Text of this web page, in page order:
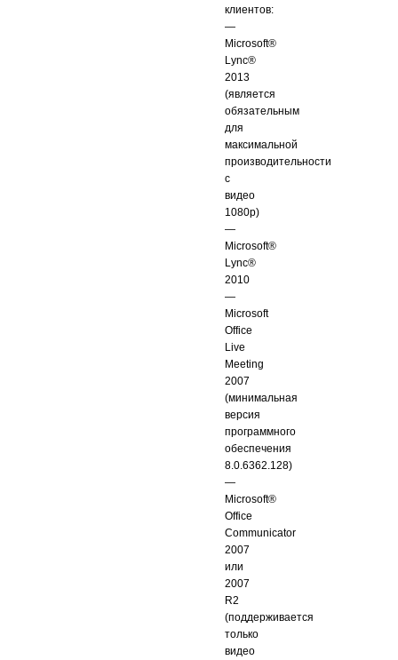
клиентов:
—
Microsoft®
Lync®
2013
(является
обязательным
для
максимальной
производительности
с
видео
1080p)
—
Microsoft®
Lync®
2010
—
Microsoft
Office
Live
Meeting
2007
(минимальная
версия
программного
обеспечения
8.0.6362.128)
—
Microsoft®
Office
Communicator
2007
или
2007
R2
(поддерживается
только
видео